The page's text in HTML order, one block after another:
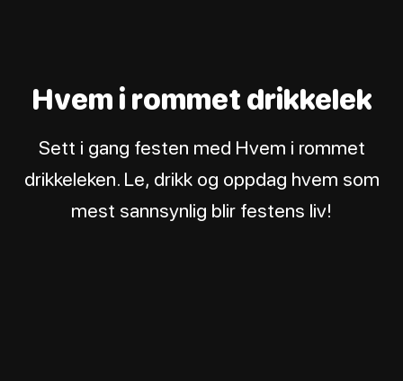
Hvem i rommet drikkelek
Sett i gang festen med Hvem i rommet
drikkeleken. Le, drikk og oppdag hvem som
mest sannsynlig blir festens liv!